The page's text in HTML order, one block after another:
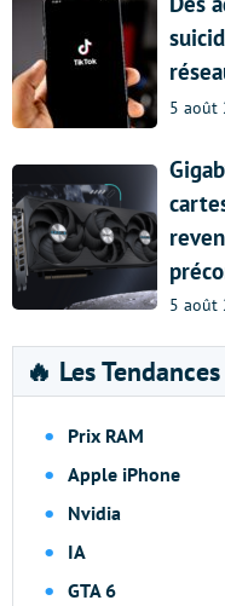
5 août
5 août
🔥 Les Tendances
Prix RAM
Apple iPhone
Nvidia
IA
GTA 6